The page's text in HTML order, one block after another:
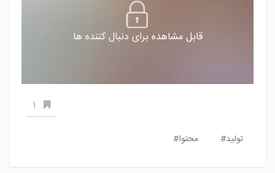
قابل مشاهده برای دنبال کننده ها
1
تولید# محتوا#